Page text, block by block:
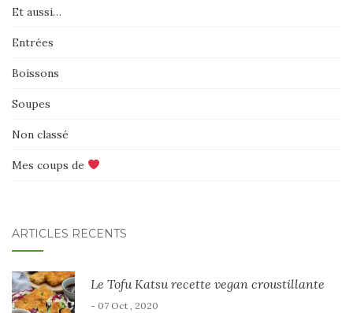
Et aussi…
Entrées
Boissons
Soupes
Non classé
Mes coups de
ARTICLES RÉCENTS
Le Tofu Katsu recette vegan croustillante
- 07 Oct , 2020